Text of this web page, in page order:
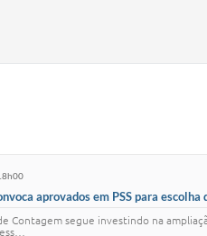
aprovados em PSS para escolha
Contagem segue investindo na